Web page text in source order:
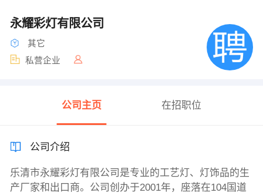
永耀彩灯有限公司
其它
私营企业
公司主页 在招职位
公司介绍
乐清市永耀彩灯有限公司是专业的工艺灯、灯饰品的生
产厂家和出口商。公司创办于2001年，座落在104国道